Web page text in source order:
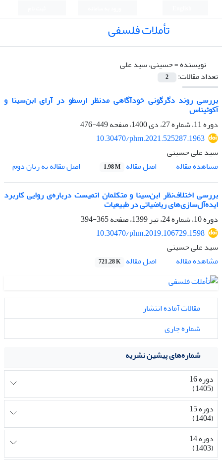
تأملات فلسفی
نویسنده =حسینی، سید علی
تعداد مقالات:
2
بررسی روند دگرگونی خودآگاهی مدنظر ارسطو در آرای ابن‌سینا و
آکوئیناس
دوره 11، شماره 27، دی 1400، صفحه
449-476
10.30470/phm.2021.525287.1963
سید علی حسینی
مشاهده مقاله
اصل مقاله 1.98 M
اصل مقاله به زبان دوم
بررسی اختلاف‌نظر ابن‌سینا و متکلمان اتمیست درباره‌ی روایی کاربرد
ایده‌آل‌‌سازی‌های ریاضیاتی در طبیعیات
دوره 10، شماره 24، تیر 1399، صفحه
365-394
10.30470/phm.2019.106729.1598
سید علی حسینی
مشاهده مقاله
اصل مقاله 721.28 K
مقالات آماده انتشار
شماره جاری
شماره‌های پیشین نشریه
دوره 16
(1405)
دوره 15
(1404)
دوره 14
(1403)